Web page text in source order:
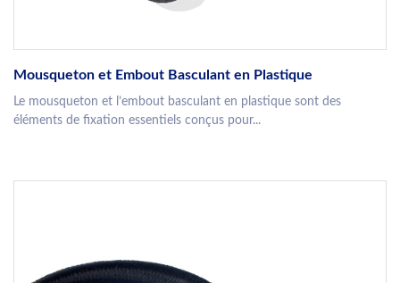
Mousqueton et Embout Basculant en Plastique
Le mousqueton et l’embout basculant en plastique sont des
éléments de fixation essentiels conçus pour...